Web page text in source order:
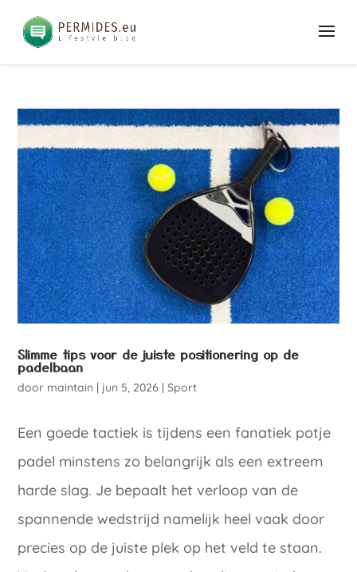
Slimme tips voor de juiste positionering op de
padelbaan
door maintain | jun 5, 2026 |Sport
Een goede tactiek is tijdens een fanatiek potje
padel minstens zo belangrijk als een extreem
harde slag. Je bepaalt het verloop van de
spannende wedstrijd namelijk heel vaak door
precies op de juiste plek op het veld te staan.